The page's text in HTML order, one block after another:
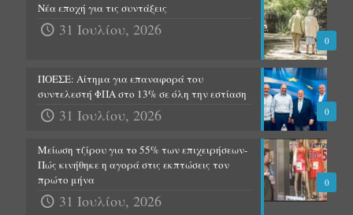
0
Νέα εποχή για τις συντάξεις
31 Ιουλίου, 2026
0
ΠΟΕΣΕ: Αίτημα για επαναφορά του
συντελεστή ΦΠΑ στο 13% σε όλη την εστίαση
31 Ιουλίου, 2026
0
Μείωση τζίρου για το 55% των επιχειρήσεων-
Πώς κινήθηκε η αγορά στις εκπτώσεις τον
πρώτο μήνα
31 Ιουλίου, 2026